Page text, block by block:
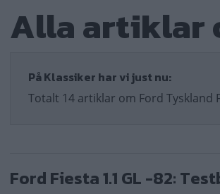
Alla artiklar
På Klassiker har vi just nu:
Totalt 14 artiklar om Ford Tyskland
Ford Fiesta 1.1 GL -82: